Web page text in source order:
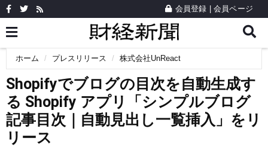
会員登録 会員ページ
ホーム プレスリリース 株式会社UnReact
Shopifyでブログの目次を自動生成す
る Shopify アプリ「シンプルブログ
記事目次｜自動見出し一覧挿入」をリ
リース